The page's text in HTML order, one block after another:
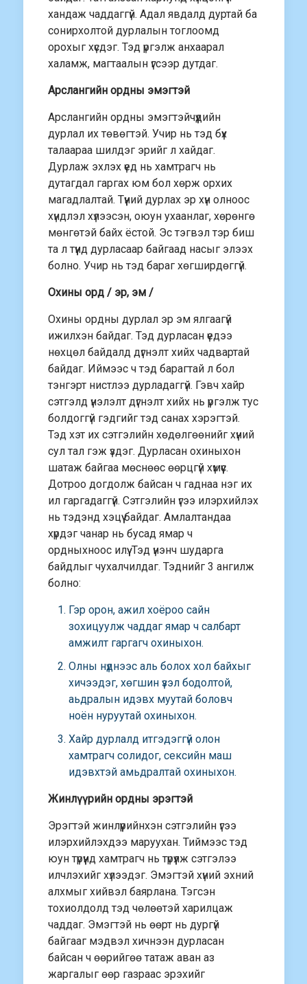
хандаж чаддаггүй. Адал явдалд дуртай ба
сонирхолтой дурлалын тоглоомд
орохыг хүсдэг. Тэд үргэлж анхаарал
халамж, магтаалын үгсээр дутдаг.
Арслангийн ордны эмэгтэй
Арслангийн ордны эмэгтэйчүүдийн
дурлал их төвөгтэй. Учир нь тэд бүх
талаараа шилдэг эрийг л хайдаг.
Дурлаж эхлэх үед нь хамтрагч нь
дутагдал гаргах юм бол хөрж орхих
магадлалтай. Түүний дурлах эр хүн олноос
хүндлэл хүлээсэн, оюун ухаанлаг, хөрөнгө
мөнгөтэй байх ёстой. Эс тэгвэл тэр биш
та л түүнд дурласаар байгаад насыг элээх
болно. Учир нь тэд бараг хөгширдөггүй.
Охины орд / эр, эм /
Охины ордны дурлал эр эм ялгаагүй
ижилхэн байдаг. Тэд дурласан үедээ
нөхцөл байдалд дүгнэлт хийх чадвартай
байдаг. Иймээс ч тэд барагтай л бол
тэнгэрт нистлээ дурладаггүй. Гэвч хайр
сэтгэлд үнэлэлт дүгнэлт хийх нь үргэлж тус
болдоггүй гэдгийг тэд санах хэрэгтэй.
Тэд хэт их сэтгэлийн хөдөлгөөнийг хүний
сул тал гэж үздэг. Дурласан охиныхон
шатаж байгаа мөснөөс өөрцгүй хүмүүс.
Дотроо догдолж байсан ч гаднаа нэг их
ил гаргадаггүй. Сэтгэлийн үгээ илэрхийлэх
нь тэдэнд хэцүү байдаг. Амлалтандаа
хүрдэг чанар нь бусад ямар ч
ордныхноос илүү. Тэд үнэнч шударга
байдлыг чухалчилдаг. Тэднийг 3 ангилж
болно:
Гэр орон, ажил хоёроо сайн
зохицуулж чаддаг ямар ч салбарт
амжилт гаргагч охиныхон.
Олны нүднээс аль болох хол байхыг
хичээдэг, хөгшин үзэл бодолтой,
аьдралын идэвх муутай боловч
ноён нуруутай охиныхон.
Хайр дурлалд итгэдэггүй олон
хамтрагч солидог, сексийн маш
идэвхтэй амьдралтай охиныхон.
Жинлүүрийн ордны эрэгтэй
Эрэгтэй жинлүүрийнхэн сэтгэлийн үгээ
илэрхийлэхдээ маруухан. Тиймээс тэд
юун түрүүнд хамтрагч нь түрүүлж сэтгэлээ
илчлэхийг хүлээдэг. Эмэгтэй хүний эхний
алхмыг хийвэл баярлана. Тэгсэн
тохиолдолд тэд чөлөөтэй харилцаж
чаддаг. Эмэгтэй нь өөрт нь дургүй
байгааг мэдвэл хичнээн дурласан
байсан ч өөрийгөө татаж аван аз
жаргалыг өөр газраас эрэхийг